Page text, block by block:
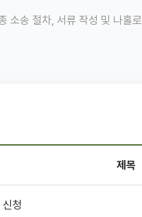
소송 절차, 서류 작성 및 나홀
제목
청